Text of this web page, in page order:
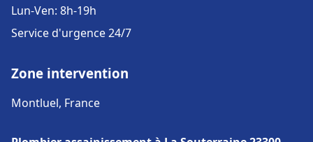
Lun-Ven: 8h-19h
Service d'urgence 24/7
Zone intervention
Montluel, France